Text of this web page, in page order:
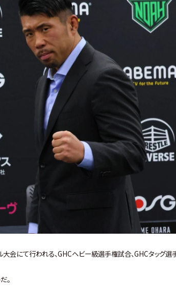
大会にて行われる、GHCヘビー級選手権試合、GHCタッグ選
。